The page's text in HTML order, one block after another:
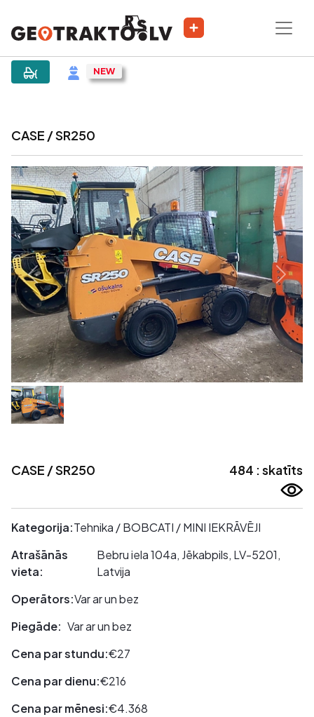
|Sludinājums
CASE / SR250
CASE / SR250 484 : skatīts
Kategorija:Tehnika / BOBCATI / MINI IEKRĀVĒJI
Atrašānās
vieta:
Bebru iela 104a, Jēkabpils, LV-5201,
Latvija
Operātors:Var ar un bez
Piegāde: Var ar un bez
Cena par stundu:€27
Cena par dienu:€216
Cena par mēnesi:€4.368